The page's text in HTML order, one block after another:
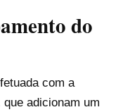
do
com a
que adicionam um